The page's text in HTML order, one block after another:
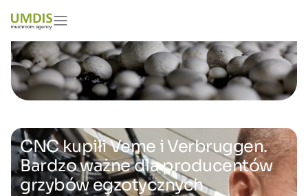
CNC kupiłi Veme i Verbruggen.
Bardzo ważne dla producentów
grzybów egzotycznych